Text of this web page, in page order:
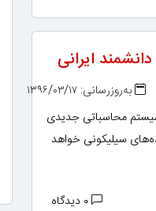
ایرانی
به‌روزرسانی: ۱۳۹۶/۰۳/۱۷
محاسباتی جدیدی
سیلیکونی خواهد